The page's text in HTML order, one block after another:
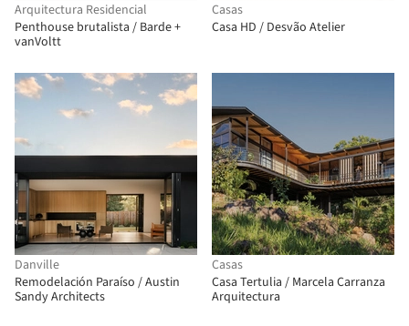
Arquitectura Residencial
Penthouse brutalista / Barde +
vanVoltt
Casas
Casa HD / Desvão Atelier
Danville
Remodelación Paraíso / Austin
Sandy Architects
Casas
Casa Tertulia / Marcela Carranza
Arquitectura